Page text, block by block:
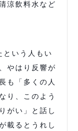
涼飲料水など
いう人もい
やはり反響が
も「多くの人
り、このよう
がい」と話し
載るとうれし